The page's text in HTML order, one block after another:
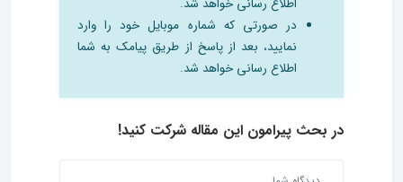
اطلاع رسانی خواهد شد.
در صورتی که شماره موبایل خود را وارد
نمایید، بعد از پاسخ از طریق پیامک به شما
اطلاع رسانی خواهد شد.
در بحث‌ پیرامون این مقاله شرکت کنید!